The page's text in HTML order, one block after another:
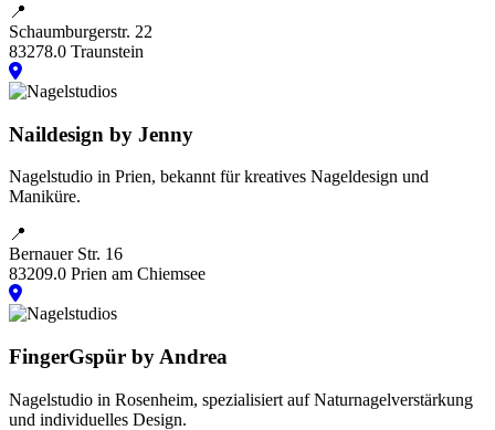
📍
Schaumburgerstr. 22
83278.0 Traunstein
Naildesign by Jenny
Nagelstudio in Prien, bekannt für kreatives Nageldesign und
Maniküre.
📍
Bernauer Str. 16
83209.0 Prien am Chiemsee
FingerGspür by Andrea
Nagelstudio in Rosenheim, spezialisiert auf Naturnagelverstärkung
und individuelles Design.